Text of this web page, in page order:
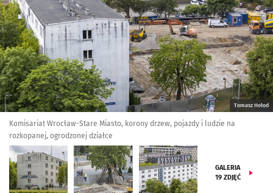
Tomasz Hołod
Komisariat Wrocław-Stare Miasto, korony drzew, pojazdy i ludzie na
rozkopanej, ogrodzonej działce
GALERIA
19 ZDJĘĆ